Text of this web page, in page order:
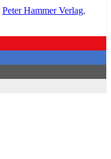
Peter Hammer Verlag,